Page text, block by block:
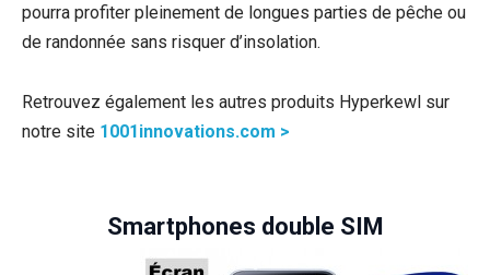
pourra profiter pleinement de longues parties de pêche ou
de randonnée sans risquer d’insolation.
Retrouvez également les autres produits Hyperkewl sur
notre site 1001innovations.com >
Smartphones double SIM